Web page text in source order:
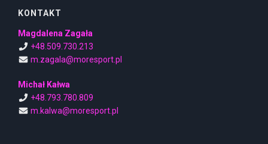
KONTAKT
Magdalena Zagała
+48.509.730.213
m.zagala@moresport.pl
Michał Kałwa
+48.793.780.809
m.kalwa@moresport.pl